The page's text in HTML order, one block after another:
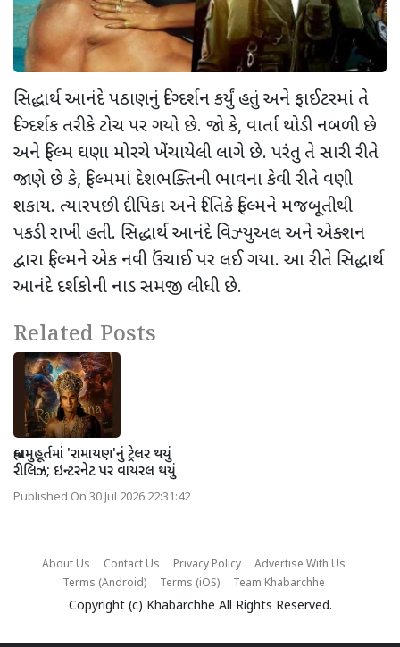
સિદ્ધાર્થ આનંદે પઠાણનું દિગ્દર્શન કર્યું હતું અને ફાઈટરમાં તે
દિગ્દર્શક તરીકે ટોચ પર ગયો છે. જો કે, વાર્તા થોડી નબળી છે
અને ફિલ્મ ઘણા મોરચે ખેંચાયેલી લાગે છે. પરંતુ તે સારી રીતે
જાણે છે કે, ફિલ્મમાં દેશભક્તિની ભાવના કેવી રીતે વણી
શકાય. ત્યારપછી દીપિકા અને રિતિકે ફિલ્મને મજબૂતીથી
પકડી રાખી હતી. સિદ્ધાર્થ આનંદે વિઝ્યુઅલ અને એક્શન
દ્વારા ફિલ્મને એક નવી ઉંચાઈ પર લઈ ગયા. આ રીતે સિદ્ધાર્થ
આનંદે દર્શકોની નાડ સમજી લીધી છે.
Related Posts
બ્રહ્મમુહૂર્તમાં 'રામાયણ'નું ટ્રેલર થયું
રીલિઝ; ઇન્ટરનેટ પર વાયરલ થયું
Published On 30 Jul 2026 22:31:42
About Us Contact Us Privacy Policy
Advertise With Us
Terms (Android)
Terms (iOS) Team Khabarchhe
Copyright (c) Khabarchhe All Rights Reserved.